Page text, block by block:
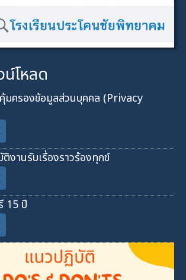
น์โหลด
คุ้มครองข้อมูลส่วนบุคคล (Privacy
งานรับเรื่องราวร้องทุกข์
15 ปี